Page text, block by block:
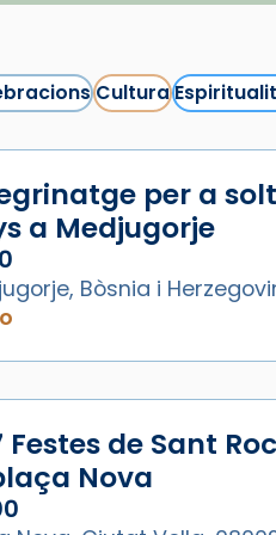
Cultura
per a
a Medjugorje
Bòsnia i
Festes de Sant
Nova